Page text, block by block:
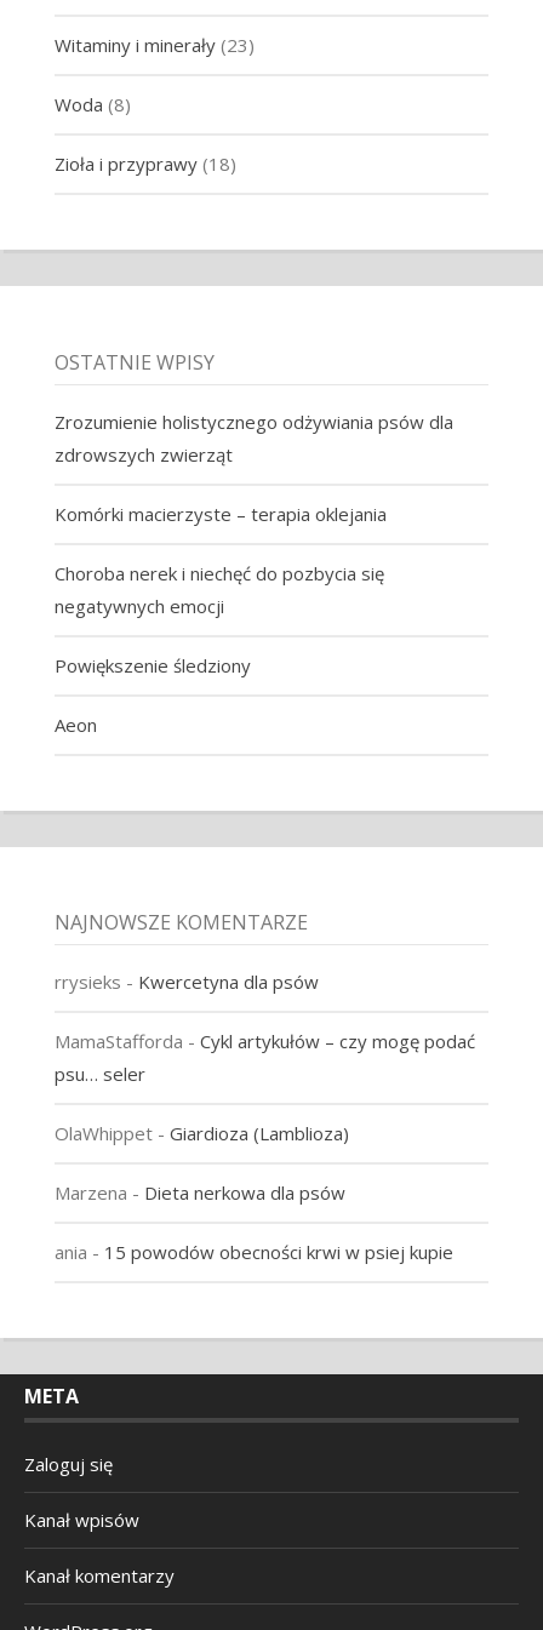
Witaminy i minerały(23)
Woda (8)
Zioła i przyprawy(18)
OSTATNIE WPISY
Zrozumienie holistycznego odżywiania psów dla
zdrowszych zwierząt
Komórki macierzyste – terapia oklejania
Choroba nerek i niechęć do pozbycia się
negatywnych emocji
Powiększenie śledziony
Aeon
NAJNOWSZE KOMENTARZE
rrysieks - Kwercetyna dla psów
MamaStafforda - Cykl artykułów – czy mogę podać
psu… seler
OlaWhippet- Giardioza (Lamblioza)
Marzena - Dieta nerkowa dla psów
ania - 15 powodów obecności krwi w psiej kupie
META
Zaloguj się
Kanał wpisów
Kanał komentarzy